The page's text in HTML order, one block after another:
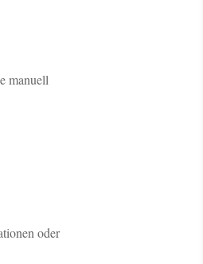
manuell
oder